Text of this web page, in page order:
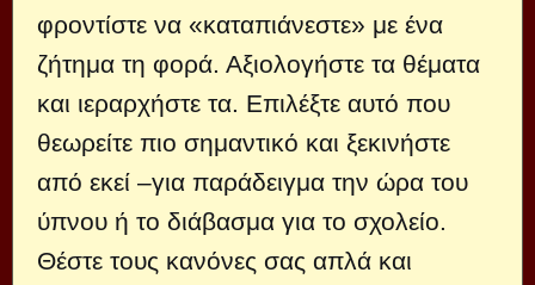
φροντίστε να «καταπιάνεστε» με ένα
ζήτημα τη φορά. Αξιολογήστε τα θέματα
και ιεραρχήστε τα. Επιλέξτε αυτό που
θεωρείτε πιο σημαντικό και ξεκινήστε
από εκεί –για παράδειγμα την ώρα του
ύπνου ή το διάβασμα για το σχολείο.
Θέστε τους κανόνες σας απλά και